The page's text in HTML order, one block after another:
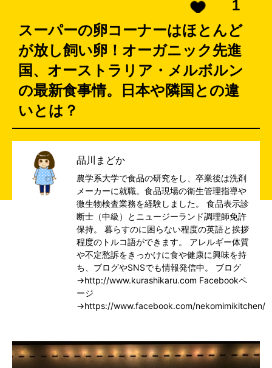
1
スーパーの卵コーナーはほとんど
が放し飼い卵！オーガニック先進
国、オーストラリア・メルボルン
の最新食事情。日本や隣国との違
いとは？
品川まどか
農学系大学で食品の研究をし、卒業後は洗剤
メーカーに就職。食品現場の衛生管理指導や
微生物検査業務を経験しました。 食品表示診
断士（中級）とニュージーランド調理師免許
保持。 暮らすのに困らない程度の英語と挨拶
程度のトルコ語ができます。 アレルギー体質
や不定愁訴をきっかけに食や健康に興味を持
ち、ブログやSNSでも情報発信中。 ブログ
→http://www.kurashikaru.com Facebookペ
ージ
→https://www.facebook.com/nekomimikitchen/